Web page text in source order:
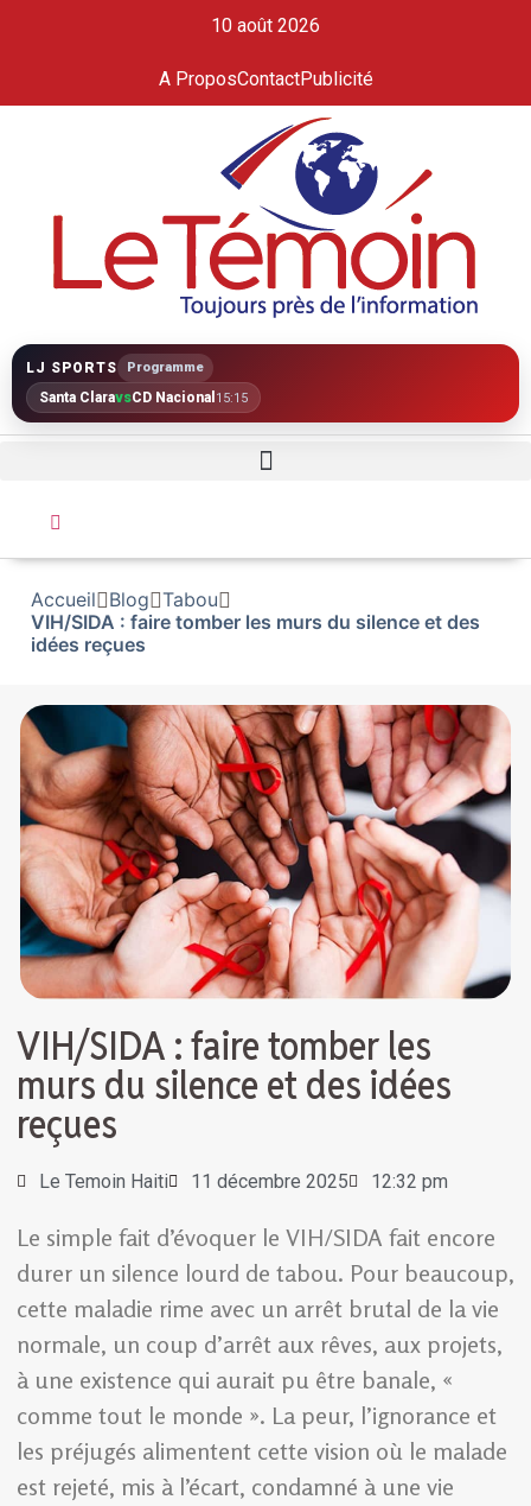
10 août 2026
A ProposContactPublicité
LJ SPORTS Programme
Santa ClaravsCD Nacional 15:15
Accueil Blog Tabou
VIH/SIDA : faire tomber les murs du silence et des
idées reçues
VIH/SIDA : faire tomber les
murs du silence et des idées
reçues
Le Temoin Haiti 11 décembre 2025 12:32 pm
Le simple fait d’évoquer le VIH/SIDA fait encore
durer un silence lourd de tabou. Pour beaucoup,
cette maladie rime avec un arrêt brutal de la vie
normale, un coup d’arrêt aux rêves, aux projets,
à une existence qui aurait pu être banale, «
comme tout le monde ». La peur, l’ignorance et
les préjugés alimentent cette vision où le malade
est rejeté, mis à l’écart, condamné à une vie